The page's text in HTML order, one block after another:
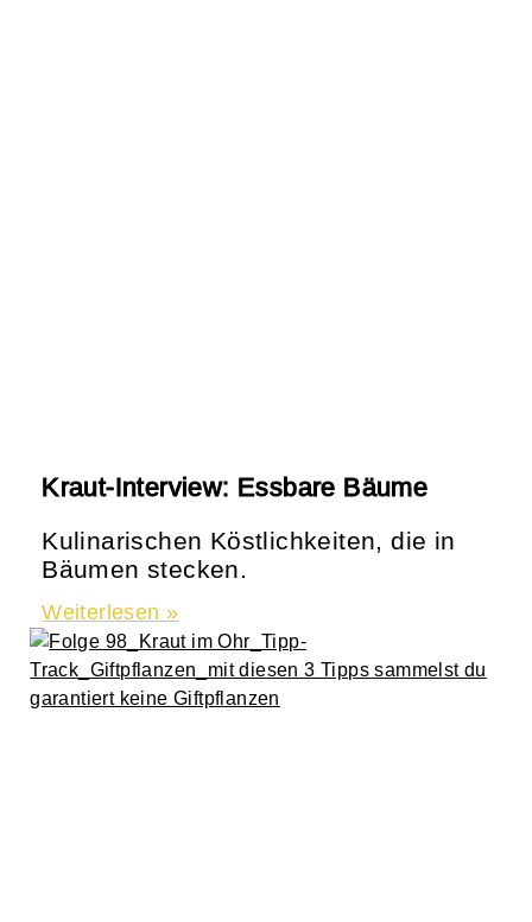
Kraut-Interview: Essbare Bäume
Kulinarischen Köstlichkeiten, die in
Bäumen stecken.
Weiterlesen »